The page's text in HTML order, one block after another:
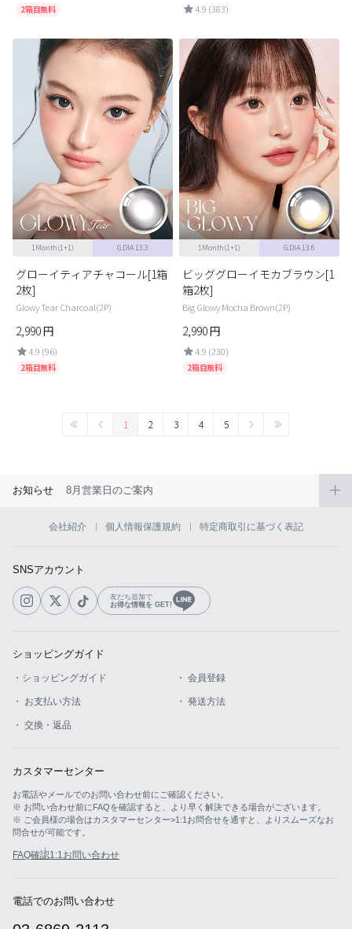
2箱目無料 4.9 (383)
1Month(1+1) G.DIA 13.3
グローイティアチャコール[1箱
2枚]
Glowy Tear Charcoal(2P)
2,990円
4.9 (96)
2箱目無料
1Month(1+1) G.DIA 13.6
ビッググローイモカブラウン[1
箱2枚]
Big Glowy Mocha Brown(2P)
2,990円
4.9 (230)
2箱目無料
1 2 3 4 5
お知らせ 8月営業日のご案内
会社紹介 個人情報保護規約 特定商取引に基づく表記
SNSアカウント
友だち追加で
お得な情報を GET!
ショッピングガイド
・ショッピングガイド ・ 会員登録
・ お支払い方法 ・ 発送方法
・ 交換・返品
カスタマーセンター
お電話やメールでのお問い合わせ前にご確認ください。
※ お問い合わせ前にFAQを確認すると、より早く解決できる場合がございます。
※ ご会員様の場合はカスタマーセンター>1:1お問合せを通すと、よりスムーズなお
問合せが可能です。
FAQ確認1:1お問い合わせ
電話でのお問い合わせ